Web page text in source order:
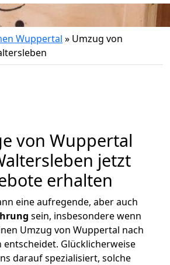
Wuppertal » Umzug von
von Wuppertal
jetzt
erhalten
eine aufregende, aber auch
sein, insbesondere wenn
Umzug von Wuppertal nach
entscheidet. Glücklicherweise
darauf spezialisiert, solche